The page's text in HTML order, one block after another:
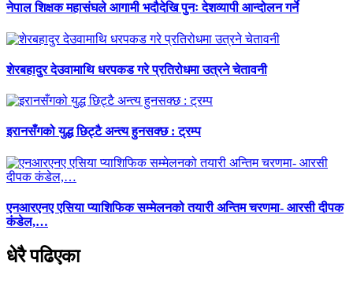
नेपाल शिक्षक महासंघले आगामी भदौदेखि पुनः देशव्यापी आन्दोलन गर्ने
शेरबहादुर देउवामाथि धरपकड गरे प्रतिरोधमा उत्रने चेतावनी
इरानसँगको युद्ध छिट्टै अन्त्य हुनसक्छ : ट्रम्प
एनआरएनए एसिया प्याशिफिक सम्मेलनको तयारी अन्तिम चरणमा- आरसी दीपक
कंडेल,…
धेरै पढिएका